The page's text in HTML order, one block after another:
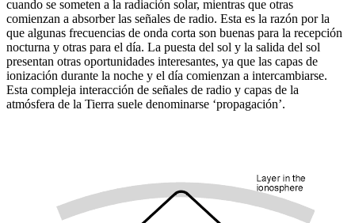
cuando se someten a la radiación solar, mientras que otras
comienzan a absorber las señales de radio. Esta es la razón por la
que algunas frecuencias de onda corta son buenas para la recepción
nocturna y otras para el día. La puesta del sol y la salida del sol
presentan otras oportunidades interesantes, ya que las capas de
ionización durante la noche y el día comienzan a intercambiarse.
Esta compleja interacción de señales de radio y capas de la
atmósfera de la Tierra suele denominarse ‘propagación’.